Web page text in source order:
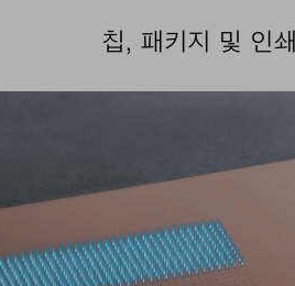
칩, 패키지 및 인